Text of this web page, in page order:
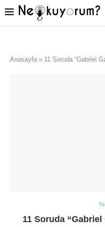
Anasayfa » 11 Soruda “Gabriel
11 Soruda